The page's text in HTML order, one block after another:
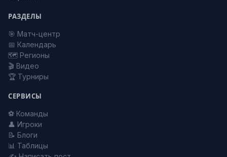
РАЗДЕЛЫ
🎯 Матч-центр
📅 Календарь
🗺️ Регионы
🎬 Видео
🏆 Турниры
СЕРВИСЫ
⚽ Команды
👤 Игроки
📝 Блоги
📊 Таблицы